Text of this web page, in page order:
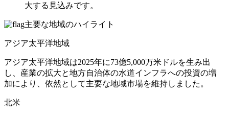
大する見込みです。
主要な地域のハイライト
アジア太平洋地域
アジア太平洋地域は2025年に73億5,000万米ドルを生み出
し、産業の拡大と地方自治体の水道インフラへの投資の増
加により、依然として主要な地域市場を維持しました。
北米